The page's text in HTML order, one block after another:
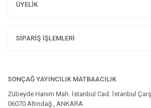
ÜYELİK
SİPARİŞ İŞLEMLERİ
SONÇAĞ YAYINCILIK MATBAACILIK
Zübeyde Hanım Mah. İstanbul Cad. İstanbul
06070 Altındağ , ANKARA